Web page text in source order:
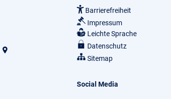
Barrierefreiheit
Impressum
Leichte Sprache
Datenschutz
Sitemap
Social Media